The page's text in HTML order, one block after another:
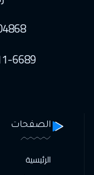
6689
الصفحات
الرئيسية